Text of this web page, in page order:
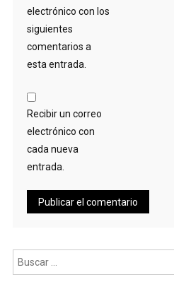
electrónico con los
siguientes
comentarios a
esta entrada.
Recibir un correo
electrónico con
cada nueva
entrada.